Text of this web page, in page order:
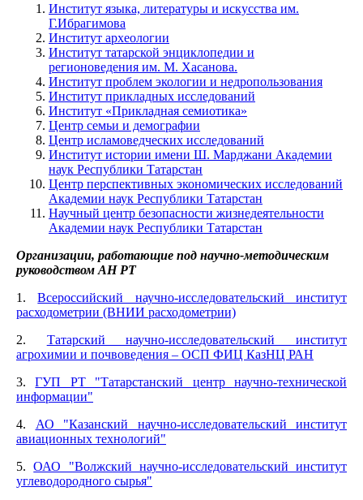
Институт языка, литературы и искусства им.
Г.Ибрагимова
Институт археологии
Институт татарской энциклопедии и
регионоведения им. М. Хасанова.
Институт проблем экологии и недропользования
Институт прикладных исследований
Институт «Прикладная семиотика»
Центр семьи и демографии
Центр исламоведческих исследований
Институт истории имени Ш. Марджани Академии
наук Республики Татарстан
Центр перспективных экономических исследований
Академии наук Республики Татарстан
Научный центр безопасности жизнедеятельности
Академии наук Республики Татарстан
Организации, работающие под научно-методическим
руководством АН РТ
1.Всероссийский научно-исследовательский институт
расходометрии (ВНИИ расходометрии)
2. Татарский научно-исследовательский институт
агрохимии и почвоведения – ОСП ФИЦ КазНЦ РАН
3.ГУП РТ "Татарстанский центр научно-технической
информации"
4. АО "Казанский научно-исследовательский институт
авиационных технологий"
5.ОАО "Волжский научно-исследовательский институт
углеводородного сырья"